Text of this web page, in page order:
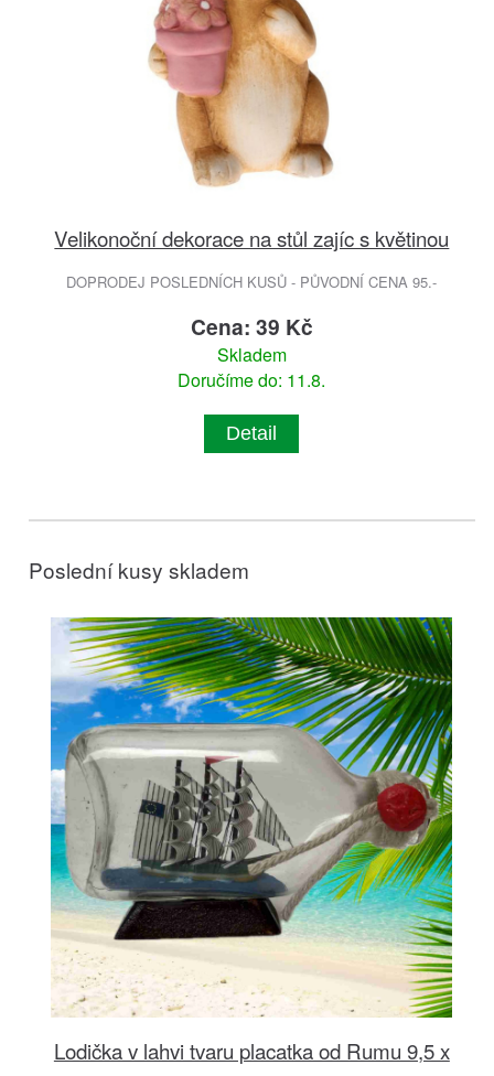
Velikonoční dekorace na stůl zajíc s květinou
DOPRODEJ POSLEDNÍCH KUSŮ - PŮVODNÍ CENA 95.-
Cena: 39 Kč
Skladem
Doručíme do: 11.8.
Detail
Poslední kusy skladem
Lodička v lahvi tvaru placatka od Rumu 9,5 x